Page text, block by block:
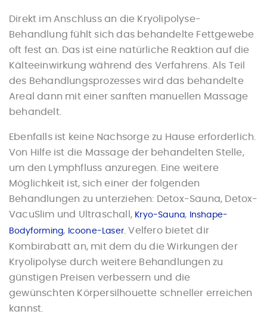
Direkt im Anschluss an die Kryolipolyse-
Behandlung fühlt sich das behandelte Fettgewebe
oft fest an. Das ist eine natürliche Reaktion auf die
Kälteeinwirkung während des Verfahrens. Als Teil
des Behandlungsprozesses wird das behandelte
Areal dann mit einer sanften manuellen Massage
behandelt.
Ebenfalls ist keine Nachsorge zu Hause erforderlich.
Von Hilfe ist die Massage der behandelten Stelle,
um den Lymphfluss anzuregen. Eine weitere
Möglichkeit ist, sich einer der folgenden
Behandlungen zu unterziehen: Detox-Sauna, Detox-
VacuSlim und Ultraschall, Kryo-Sauna,
Inshape-
Bodyforming, Icoone-Laser. Velfero bietet dir
Kombirabatt an, mit dem du die Wirkungen der
Kryolipolyse durch weitere Behandlungen zu
günstigen Preisen verbessern und die
gewünschten Körpersilhouette schneller erreichen
kannst.